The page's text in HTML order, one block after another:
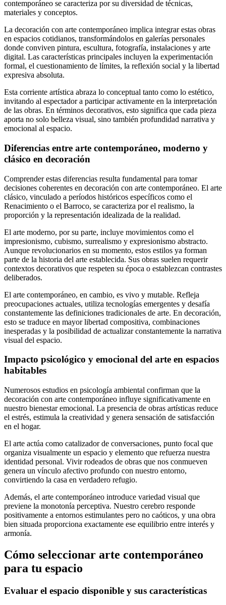
contemporáneo se caracteriza por su diversidad de técnicas,
materiales y conceptos.
La decoración con arte contemporáneo implica integrar estas obras
en espacios cotidianos, transformándolos en galerías personales
donde conviven pintura, escultura, fotografía, instalaciones y arte
digital. Las características principales incluyen la experimentación
formal, el cuestionamiento de límites, la reflexión social y la libertad
expresiva absoluta.
Esta corriente artística abraza lo conceptual tanto como lo estético,
invitando al espectador a participar activamente en la interpretación
de las obras. En términos decorativos, esto significa que cada pieza
aporta no solo belleza visual, sino también profundidad narrativa y
emocional al espacio.
Diferencias entre arte contemporáneo, moderno y
clásico en decoración
Comprender estas diferencias resulta fundamental para tomar
decisiones coherentes en decoración con arte contemporáneo. El arte
clásico, vinculado a períodos históricos específicos como el
Renacimiento o el Barroco, se caracteriza por el realismo, la
proporción y la representación idealizada de la realidad.
El arte moderno, por su parte, incluye movimientos como el
impresionismo, cubismo, surrealismo y expresionismo abstracto.
Aunque revolucionarios en su momento, estos estilos ya forman
parte de la historia del arte establecida. Sus obras suelen requerir
contextos decorativos que respeten su época o establezcan contrastes
deliberados.
El arte contemporáneo, en cambio, es vivo y mutable. Refleja
preocupaciones actuales, utiliza tecnologías emergentes y desafía
constantemente las definiciones tradicionales de arte. En decoración,
esto se traduce en mayor libertad compositiva, combinaciones
inesperadas y la posibilidad de actualizar constantemente la narrativa
visual del espacio.
Impacto psicológico y emocional del arte en espacios
habitables
Numerosos estudios en psicología ambiental confirman que la
decoración con arte contemporáneo influye significativamente en
nuestro bienestar emocional. La presencia de obras artísticas reduce
el estrés, estimula la creatividad y genera sensación de satisfacción
en el hogar.
El arte actúa como catalizador de conversaciones, punto focal que
organiza visualmente un espacio y elemento que refuerza nuestra
identidad personal. Vivir rodeados de obras que nos conmueven
genera un vínculo afectivo profundo con nuestro entorno,
convirtiendo la casa en verdadero refugio.
Además, el arte contemporáneo introduce variedad visual que
previene la monotonía perceptiva. Nuestro cerebro responde
positivamente a entornos estimulantes pero no caóticos, y una obra
bien situada proporciona exactamente ese equilibrio entre interés y
armonía.
Cómo seleccionar arte contemporáneo
para tu espacio
Evaluar el espacio disponible y sus características